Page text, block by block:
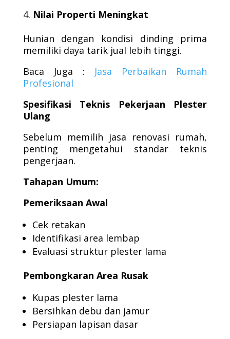
Nilai Properti Meningkat
Hunian dengan kondisi dinding prima
memiliki daya tarik jual lebih tinggi.
Baca Juga : Jasa Perbaikan Rumah
Profesional
Spesifikasi Teknis Pekerjaan Plester
Ulang
Sebelum memilih jasa renovasi rumah,
penting mengetahui standar teknis
pengerjaan.
Tahapan Umum:
Pemeriksaan Awal
Cek retakan
Identifikasi area lembap
Evaluasi struktur plester lama
Pembongkaran Area Rusak
Kupas plester lama
Bersihkan debu dan jamur
Persiapan lapisan dasar